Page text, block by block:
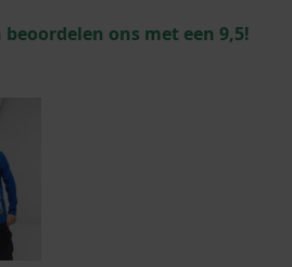
beoordelen ons met een 9,5!